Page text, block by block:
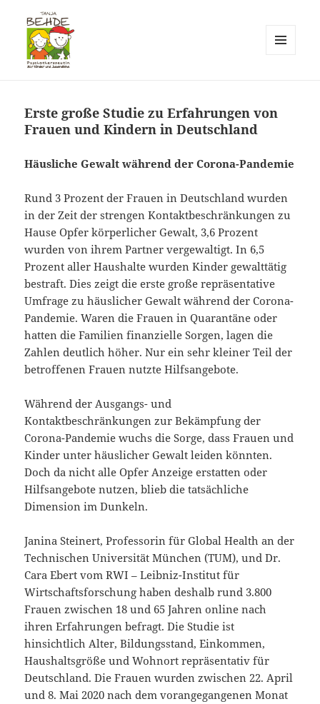
Erste große Studie zu Erfahrungen von
Frauen und Kindern in Deutschland
Häusliche Gewalt während der Corona-Pandemie
Rund 3 Prozent der Frauen in Deutschland wurden
in der Zeit der strengen Kontaktbeschränkungen zu
Hause Opfer körperlicher Gewalt, 3,6 Prozent
wurden von ihrem Partner vergewaltigt. In 6,5
Prozent aller Haushalte wurden Kinder gewalttätig
bestraft. Dies zeigt die erste große repräsentative
Umfrage zu häuslicher Gewalt während der Corona-
Pandemie. Waren die Frauen in Quarantäne oder
hatten die Familien finanzielle Sorgen, lagen die
Zahlen deutlich höher. Nur ein sehr kleiner Teil der
betroffenen Frauen nutzte Hilfsangebote.
Während der Ausgangs- und
Kontaktbeschränkungen zur Bekämpfung der
Corona-Pandemie wuchs die Sorge, dass Frauen und
Kinder unter häuslicher Gewalt leiden könnten.
Doch da nicht alle Opfer Anzeige erstatten oder
Hilfsangebote nutzen, blieb die tatsächliche
Dimension im Dunkeln.
Janina Steinert, Professorin für Global Health an der
Technischen Universität München (TUM), und Dr.
Cara Ebert vom RWI – Leibniz-Institut für
Wirtschaftsforschung haben deshalb rund 3.800
Frauen zwischen 18 und 65 Jahren online nach
ihren Erfahrungen befragt. Die Studie ist
hinsichtlich Alter, Bildungsstand, Einkommen,
Haushaltsgröße und Wohnort repräsentativ für
Deutschland. Die Frauen wurden zwischen 22. April
und 8. Mai 2020 nach dem vorangegangenen Monat